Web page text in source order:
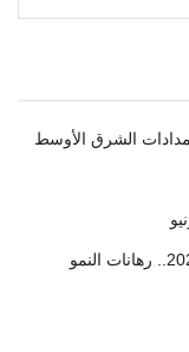
الشرق الأوسط
أخنوش يكشف مرتكزات مشروع قانون مالية 2027.. رهانات النمو